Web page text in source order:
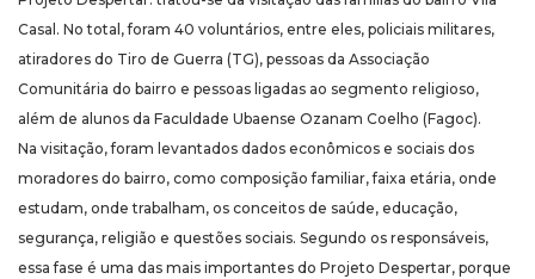
Casal. No total, foram 40 voluntários, entre eles, policiais militares,
atiradores do Tiro de Guerra (TG), pessoas da Associação
Comunitária do bairro e pessoas ligadas ao segmento religioso,
além de alunos da Faculdade Ubaense Ozanam Coelho (Fagoc).
Na visitação, foram levantados dados econômicos e sociais dos
moradores do bairro, como composição familiar, faixa etária, onde
estudam, onde trabalham, os conceitos de saúde, educação,
segurança, religião e questões sociais. Segundo os responsáveis,
essa fase é uma das mais importantes do Projeto Despertar, porque